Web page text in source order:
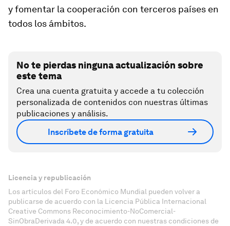
y fomentar la cooperación con terceros países en
todos los ámbitos.
No te pierdas ninguna actualización sobre
este tema
Crea una cuenta gratuita y accede a tu colección
personalizada de contenidos con nuestras últimas
publicaciones y análisis.
Inscríbete de forma gratuita
Licencia y republicación
Los artículos del Foro Económico Mundial pueden volver a
publicarse de acuerdo con la Licencia Pública Internacional
Creative Commons Reconocimiento-NoComercial-
SinObraDerivada 4.0, y de acuerdo con nuestras condiciones de